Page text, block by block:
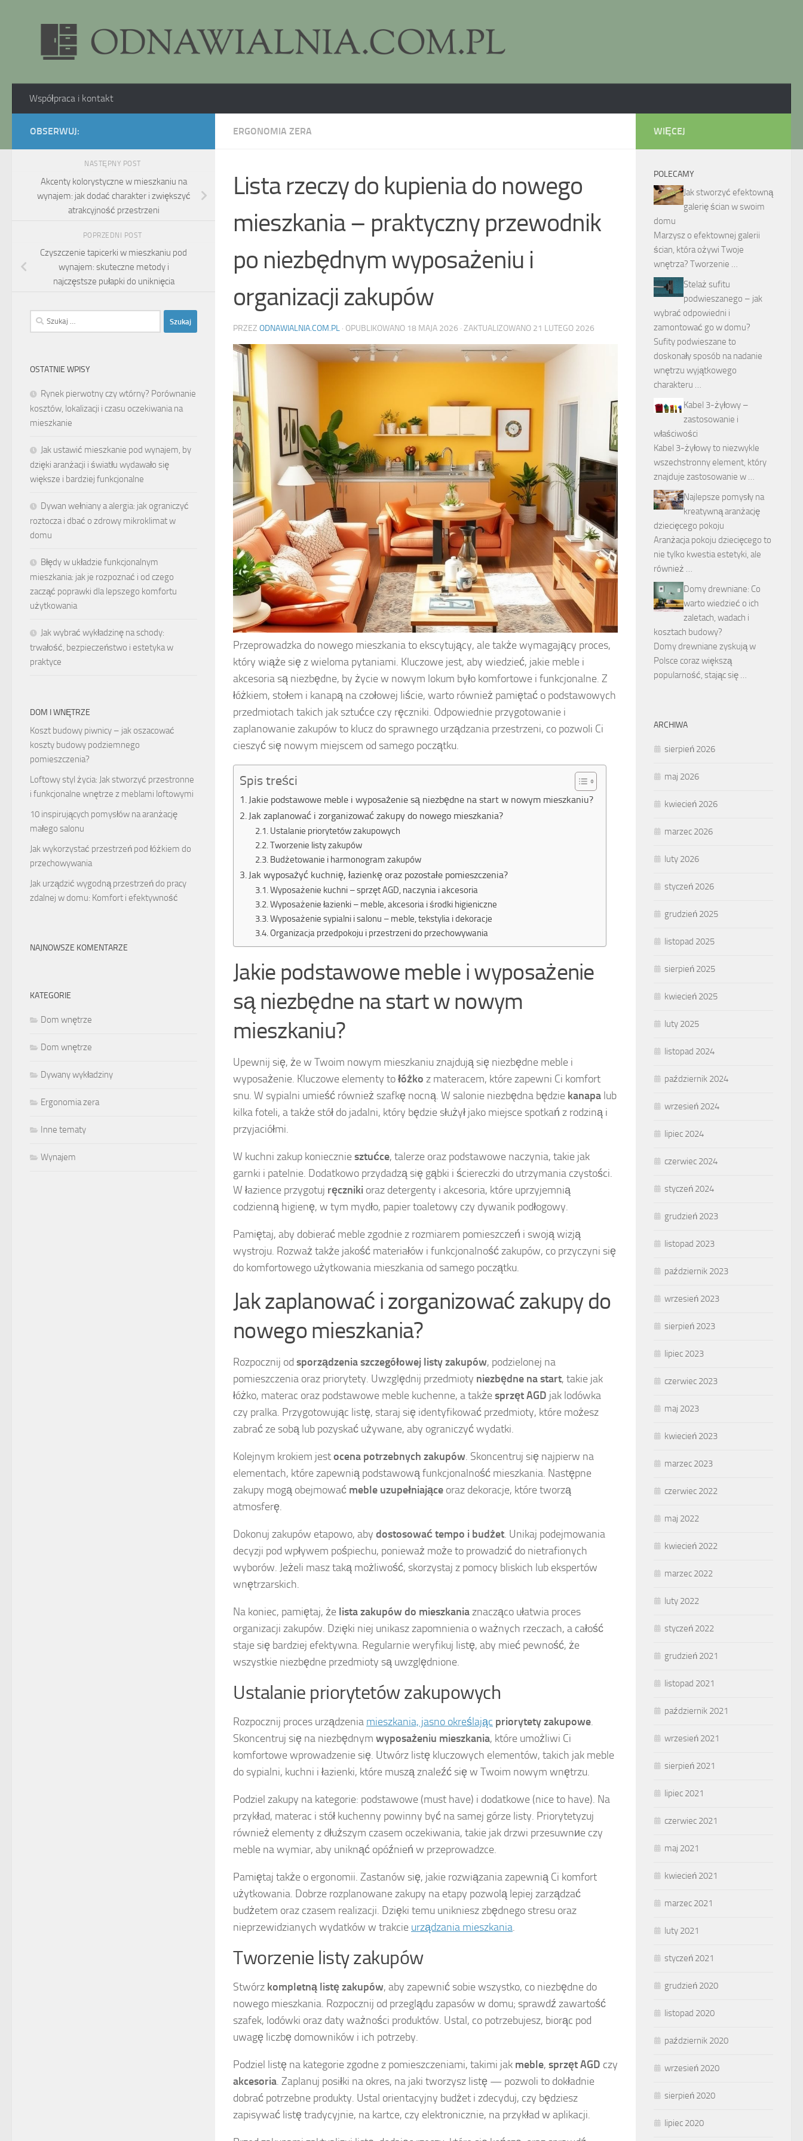
Współpraca i kontakt
ERGONOMIA ZERA
Lista rzeczy do kupienia do nowego
mieszkania – praktyczny przewodnik
po niezbędnym wyposażeniu i
organizacji zakupów
PRZEZ ODNAWIALNIA.COM.PL · OPUBLIKOWANO 18 MAJA 2026 · ZAKTUALIZOWANO 21 LUTEGO 2026
Przeprowadzka do nowego mieszkania to ekscytujący, ale także wymagający proces,
który wiąże się z wieloma pytaniami. Kluczowe jest, aby wiedzieć, jakie meble i
akcesoria są niezbędne, by życie w nowym lokum było komfortowe i funkcjonalne. Z
łóżkiem, stołem i kanapą na czołowej liście, warto również pamiętać o podstawowych
przedmiotach takich jak sztućce czy ręczniki. Odpowiednie przygotowanie i
zaplanowanie zakupów to klucz do sprawnego urządzania przestrzeni, co pozwoli Ci
cieszyć się nowym miejscem od samego początku.
Spis treści
Jakie podstawowe meble i wyposażenie są niezbędne na start w nowym mieszkaniu?
Jak zaplanować i zorganizować zakupy do nowego mieszkania?
Ustalanie priorytetów zakupowych
Tworzenie listy zakupów
Budżetowanie i harmonogram zakupów
Jak wyposażyć kuchnię, łazienkę oraz pozostałe pomieszczenia?
Wyposażenie kuchni – sprzęt AGD, naczynia i akcesoria
Wyposażenie łazienki – meble, akcesoria i środki higieniczne
Wyposażenie sypialni i salonu – meble, tekstylia i dekoracje
Organizacja przedpokoju i przestrzeni do przechowywania
Jakie podstawowe meble i wyposażenie
są niezbędne na start w nowym
mieszkaniu?
Upewnij się, że w Twoim nowym mieszkaniu znajdują się niezbędne meble i
wyposażenie. Kluczowe elementy tołóżko z materacem, które zapewni Ci komfort
snu. W sypialni umieść również szafkę nocną. W salonie niezbędna będzie kanapa lub
kilka foteli, a także stół do jadalni, który będzie służył jako miejsce spotkań z rodziną i
przyjaciółmi.
W kuchni zakup konieczniesztućce, talerze oraz podstawowe naczynia, takie jak
garnki i patelnie. Dodatkowo przydadzą się gąbki i ściereczki do utrzymania czystości.
W łazience przygotuj ręczniki oraz detergenty i akcesoria, które uprzyjemnią
codzienną higienę, w tym mydło, papier toaletowy czy dywanik podłogowy.
Pamiętaj, aby dobierać meble zgodnie z rozmiarem pomieszczeń i swoją wizją
wystroju. Rozważ także jakość materiałów i funkcjonalność zakupów, co przyczyni się
do komfortowego użytkowania mieszkania od samego początku.
Jak zaplanować i zorganizować zakupy do
nowego mieszkania?
Rozpocznij od sporządzenia szczegółowej listy zakupów, podzielonej na
pomieszczenia oraz priorytety. Uwzględnij przedmioty niezbędne na start, takie jak
łóżko, materac oraz podstawowe meble kuchenne, a takżesprzęt AGD jak lodówka
czy pralka. Przygotowując listę, staraj się identyfikować przedmioty, które możesz
zabrać ze sobą lub pozyskać używane, aby ograniczyć wydatki.
Kolejnym krokiem jestocena potrzebnych zakupów. Skoncentruj się najpierw na
elementach, które zapewnią podstawową funkcjonalność mieszkania. Następne
zakupy mogą obejmować meble uzupełniające oraz dekoracje, które tworzą
atmosferę.
Dokonuj zakupów etapowo, aby dostosować tempo i budżet. Unikaj podejmowania
decyzji pod wpływem pośpiechu, ponieważ może to prowadzić do nietrafionych
wyborów. Jeżeli masz taką możliwość, skorzystaj z pomocy bliskich lub ekspertów
wnętrzarskich.
Na koniec, pamiętaj, że lista zakupów do mieszkaniaznacząco ułatwia proces
organizacji zakupów. Dzięki niej unikasz zapomnienia o ważnych rzeczach, a całość
staje się bardziej efektywna. Regularnie weryfikuj listę, aby mieć pewność, że
wszystkie niezbędne przedmioty są uwzględnione.
Ustalanie priorytetów zakupowych
Rozpocznij proces urządzenia mieszkania, jasno określając priorytety zakupowe.
Skoncentruj się na niezbędnym wyposażeniu mieszkania, które umożliwi Ci
komfortowe wprowadzenie się. Utwórz listę kluczowych elementów, takich jak meble
do sypialni, kuchni i łazienki, które muszą znaleźć się w Twoim nowym wnętrzu.
Podziel zakupy na kategorie: podstawowe (must have) i dodatkowe (nice to have). Na
przykład, materac i stół kuchenny powinny być na samej górze listy. Priorytetyzuj
również elementy z dłuższym czasem oczekiwania, takie jak drzwi przesuwnиe czy
meble na wymiar, aby uniknąć opóźnień w przeprowadzce.
Pamiętaj także o ergonomii. Zastanów się, jakie rozwiązania zapewnią Ci komfort
użytkowania. Dobrze rozplanowane zakupy na etapy pozwolą lepiej zarządzać
budżetem oraz czasem realizacji. Dzięki temu unikniesz zbędnego stresu oraz
nieprzewidzianych wydatków w trakcie urządzania mieszkania.
Tworzenie listy zakupów
Stwórz kompletną listę zakupów, aby zapewnić sobie wszystko, co niezbędne do
nowego mieszkania. Rozpocznij od przeglądu zapasów w domu; sprawdź zawartość
szafek, lodówki oraz daty ważności produktów. Ustal, co potrzebujesz, biorąc pod
uwagę liczbę domowników i ich potrzeby.
Podziel listę na kategorie zgodne z pomieszczeniami, takimi jak meble, sprzęt AGD czy
akcesoria. Zaplanuj posiłki na okres, na jaki tworzysz listę — pozwoli to dokładnie
dobrać potrzebne produkty. Ustal orientacyjny budżet i zdecyduj, czy będziesz
zapisywać listę tradycyjnie, na kartce, czy elektronicznie, na przykład w aplikacji.
OBSERWUJ:
NASTĘPNY POST
Akcenty kolorystyczne w mieszkaniu na
wynajem: jak dodać charakter i zwiększyć
atrakcyjność przestrzeni
POPRZEDNI POST
Czyszczenie tapicerki w mieszkaniu pod
wynajem: skuteczne metody i
najczęstsze pułapki do uniknięcia
Szukaj:
OSTATNIE WPISY
Rynek pierwotny czy wtórny? Porównanie
kosztów, lokalizacji i czasu oczekiwania na
mieszkanie
Jak ustawić mieszkanie pod wynajem, by
dzięki aranżacji i światłu wydawało się
większe i bardziej funkcjonalne
Dywan wełniany a alergia: jak ograniczyć
roztocza i dbać o zdrowy mikroklimat w
domu
Błędy w układzie funkcjonalnym
mieszkania: jak je rozpoznać i od czego
zacząć poprawki dla lepszego komfortu
użytkowania
Jak wybrać wykładzinę na schody:
trwałość, bezpieczeństwo i estetyka w
praktyce
DOM I WNĘTRZE
Koszt budowy piwnicy – jak oszacować
koszty budowy podziemnego
pomieszczenia?
Loftowy styl życia: Jak stworzyć przestronne
i funkcjonalne wnętrze z meblami loftowymi
10 inspirujących pomysłów na aranżację
małego salonu
Jak wykorzystać przestrzeń pod łóżkiem do
przechowywania
Jak urządzić wygodną przestrzeń do pracy
zdalnej w domu: Komfort i efektywność
NAJNOWSZE KOMENTARZE
KATEGORIE
Dom wnętrze
Dom wnętrze
Dywany wykładziny
Ergonomia zera
Inne tematy
Wynajem
WIĘCEJ
POLECAMY
Jak stworzyć efektowną
galerię ścian w swoim
domu
Marzysz o efektownej galerii
ścian, która ożywi Twoje
wnętrza? Tworzenie …
Stelaż sufitu
podwieszanego – jak
wybrać odpowiedni i
zamontować go w domu?
Sufity podwieszane to
doskonały sposób na nadanie
wnętrzu wyjątkowego
charakteru …
Kabel 3-żyłowy –
zastosowanie i
właściwości
Kabel 3-żyłowy to niezwykle
wszechstronny element, który
znajduje zastosowanie w …
Najlepsze pomysły na
kreatywną aranżację
dziecięcego pokoju
Aranżacja pokoju dziecięcego to
nie tylko kwestia estetyki, ale
również …
Domy drewniane: Co
warto wiedzieć o ich
zaletach, wadach i
kosztach budowy?
Domy drewniane zyskują w
Polsce coraz większą
popularność, stając się …
ARCHIWA
sierpień 2026
maj 2026
kwiecień 2026
marzec 2026
luty 2026
styczeń 2026
grudzień 2025
listopad 2025
sierpień 2025
kwiecień 2025
luty 2025
listopad 2024
październik 2024
wrzesień 2024
lipiec 2024
czerwiec 2024
styczeń 2024
grudzień 2023
listopad 2023
październik 2023
wrzesień 2023
sierpień 2023
lipiec 2023
czerwiec 2023
maj 2023
kwiecień 2023
marzec 2023
czerwiec 2022
maj 2022
kwiecień 2022
marzec 2022
luty 2022
styczeń 2022
grudzień 2021
listopad 2021
październik 2021
wrzesień 2021
sierpień 2021
lipiec 2021
czerwiec 2021
maj 2021
kwiecień 2021
marzec 2021
luty 2021
styczeń 2021
grudzień 2020
listopad 2020
październik 2020
wrzesień 2020
sierpień 2020
lipiec 2020